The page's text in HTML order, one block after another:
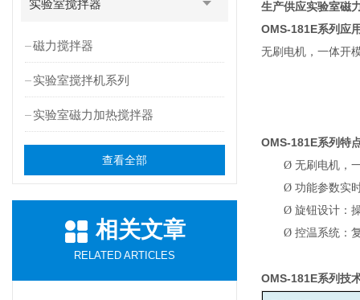
实验室搅拌器
磁力搅拌器
实验室搅拌机系列
实验室磁力加热搅拌器
查看全部
相关文章
RELATED ARTICLES
生产供应实验室磁
OMS-181E系列 应
无刷电机，一体开
OMS-181E系列特
Ø 无刷电机，
Ø 功能参数实
Ø 旋钮设计：
Ø 控温系统：
OMS-181E系列技